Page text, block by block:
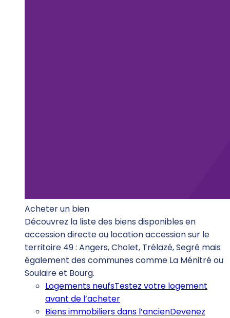
Acheter un bien
Découvrez la liste des biens disponibles en
accession directe ou location accession sur le
territoire 49 : Angers, Cholet, Trélazé, Segré mais
également des communes comme La Ménitré ou
Soulaire et Bourg.
Logements neufsTestez votre logement
avant de l’acheter
Biens immobiliers dans l’ancienDevenez